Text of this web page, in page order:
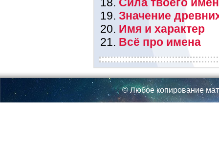
Значение
Имя и характер
Всё про имена
© Любое копирование